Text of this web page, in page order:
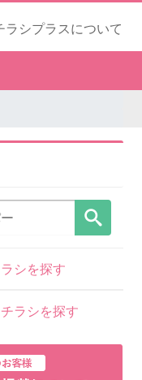
ラシプラスについて
シを探す
ラシを探す